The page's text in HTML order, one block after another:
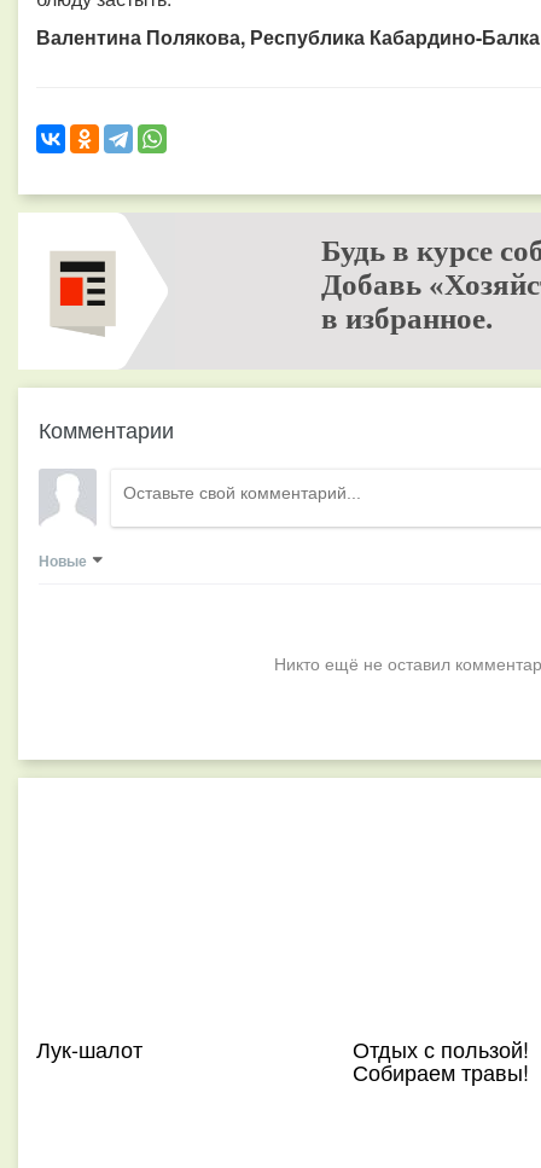
Валентина Полякова, Республика Кабардино-
Будь в курсе
Добавь
в избранное.
Комментарии
Новые
Никто ещё не оставил
Лук-шалот Отдых с пользой!
Собираем травы!